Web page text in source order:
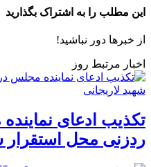
این مطلب را به اشتراک بگذارید
از خبرها دور نباشید!
اخبار مرتبط روز
تکذیب ادعای
ردزنی محل استقرار